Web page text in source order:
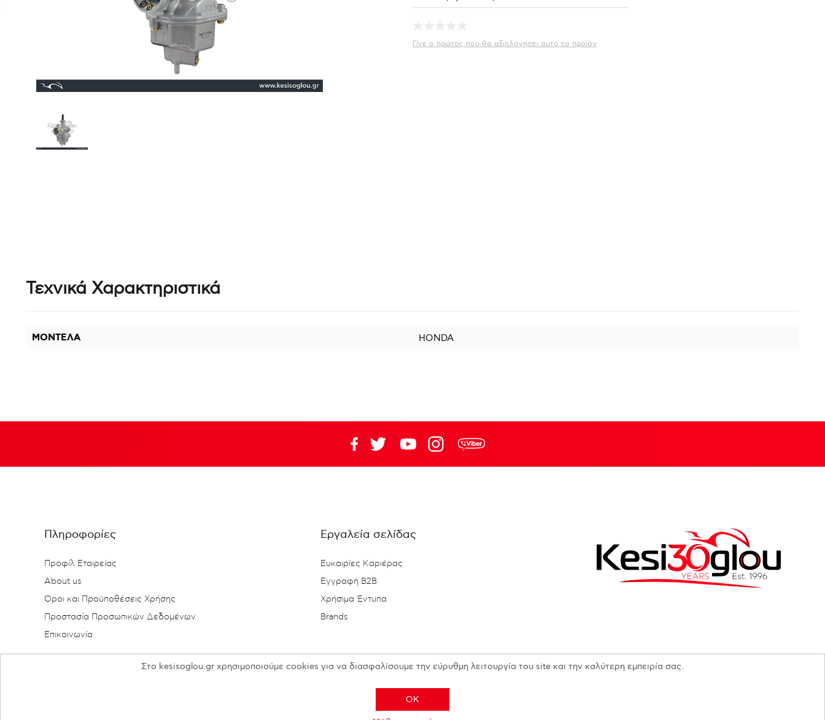
Γίνε ο πρώτος που θα αξιολόγησει αυτό το προϊόν
Τεχνικά Χαρακτηριστικά
ΜΟΝΤΕΛΑ HONDA
Πληροφορίες
Προφίλ Εταιρείας
About us
Όροι και Προϋποθέσεις Χρήσης
Προστασία Προσωπικών Δεδομένων
Επικοινωνία
Εργαλεία σελίδας
Ευκαιρίες Καριέρας
Εγγραφή B2B
Χρήσιμα Έντυπα
Brands
Copyright © 2026 N. KESISOGLOU S.A. - All rights reserved
Στο kesisoglou.gr χρησιμοποιούμε cookies για να διασφαλίσουμε την εύρυθμη λειτουργία του site και την καλύτερη εμπειρία σας.
OK